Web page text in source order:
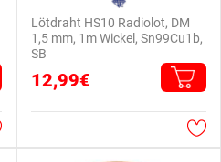
Lötdraht HS10 Radiolot, DM
1,5 mm, 1m Wickel, Sn99Cu1b,
SB
12,99€